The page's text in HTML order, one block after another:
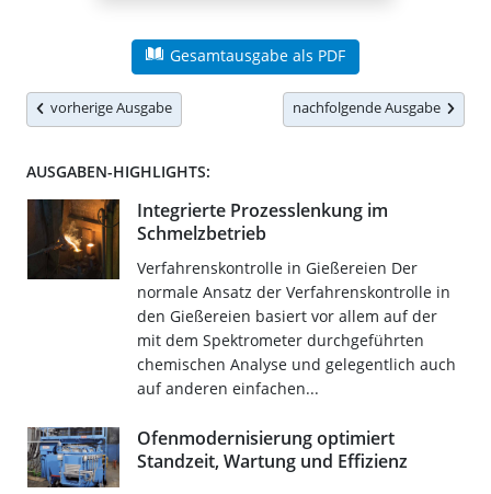
Gesamtausgabe als PDF
vorherige Ausgabe nachfolgende Ausgabe
AUSGABEN-HIGHLIGHTS:
Integrierte Prozesslenkung im
Schmelzbetrieb
Verfahrenskontrolle in Gießereien Der
normale Ansatz der Verfahrenskontrolle in
den Gießereien basiert vor allem auf der
mit dem Spektrometer durchgeführten
chemischen Analyse und gelegentlich auch
auf anderen einfachen...
Ofenmodernisierung optimiert
Standzeit, Wartung und Effizienz